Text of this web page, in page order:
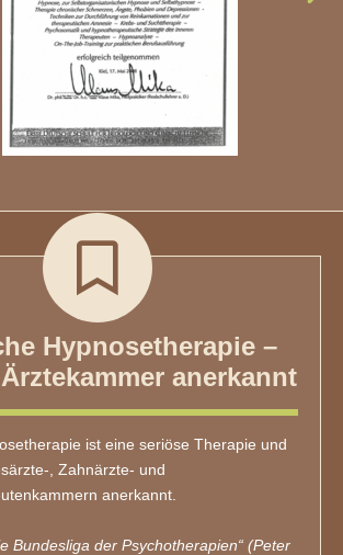
Hypnosetherapie –
anerkannt
ist eine seriöse Therapie und
, Zahnärzte- und
anerkannt.
Bundesliga der Psychotherapien“ (Peter